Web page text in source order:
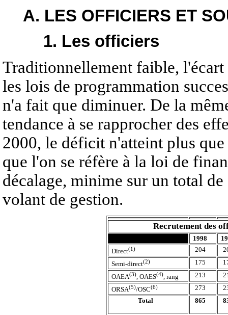
A. LES OFFICIERS ET
1. Les officiers
Traditionnellement faible,
les lois de programmation
n'a fait que diminuer. De la
tendance à se rapprocher des
2000, le déficit n'atteint plus
que l'on se réfère à la loi de
décalage, minime sur un total
volant de gestion.
Recrutement des
1998
Direct(1) 204
Semi-direct(2) 175
OAEA(3), OAES(4), rang 213
ORSA(5)/OSC(6) 273
Total
865